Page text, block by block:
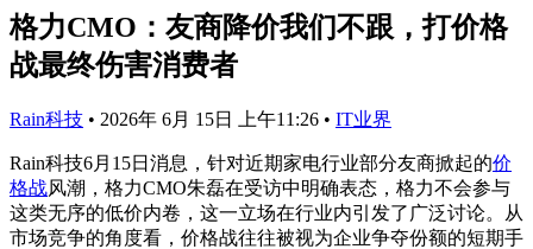
格力CMO：友商降价我们不跟，打价格
战最终伤害消费者
Rain科技 • 2026年 6月 15日 上午11:26 • IT业界
Rain科技6月15日消息，针对近期家电行业部分友商掀起的价
格战风潮，格力CMO朱磊在受访中明确表态，格力不会参与
这类无序的低价内卷，这一立场在行业内引发了广泛讨论。从
市场竞争的角度看，价格战往往被视为企业争夺份额的短期手